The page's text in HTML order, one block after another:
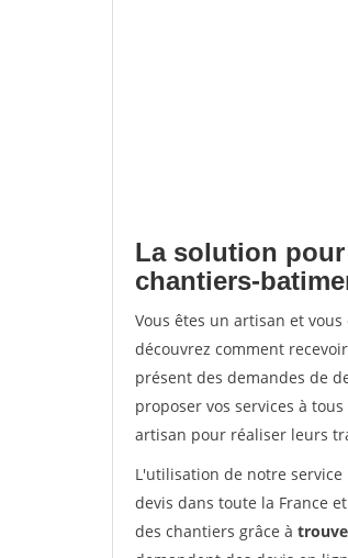
La solution
chantiers-
Vous êtes un artisan et
découvrez comment
présent des demandes de
proposer vos services à
artisan pour réaliser leurs
L'utilisation de notre
devis dans toute la France
des chantiers grâce à